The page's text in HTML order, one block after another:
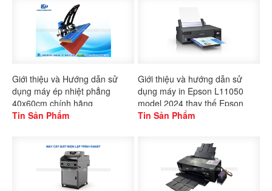
Giới thiệu và Hướng dẫn sử
dụng máy ép nhiệt phẳng
40x60cm chính hãng
Gaoshang
Tin Sản Phẩm
Giới thiệu và hướng dẫn sử
dụng máy in Epson L11050
model 2024 thay thế Epson
L1300
Tin Sản Phẩm